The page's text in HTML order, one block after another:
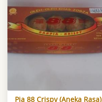
Pia 88 Crispy (Aneka Rasa)